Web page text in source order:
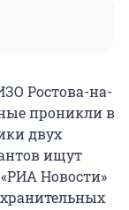
Ростова-на-
проникли в
двух
ищут
«РИА Новости»